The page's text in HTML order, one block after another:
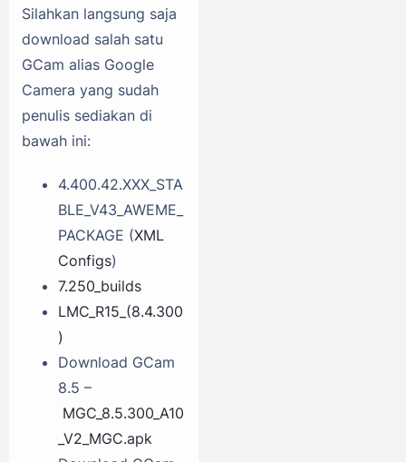
Silahkan langsung saja
download salah satu
GCam alias Google
Camera yang sudah
penulis sediakan di
bawah ini:
4.400.42.XXX_STA
BLE_V43_AWEME_
PACKAGE (XML
Configs)
7.250_builds
LMC_R15_(8.4.300
)
Download GCam
8.5 –
MGC_8.5.300_A10
_V2_MGC.apk